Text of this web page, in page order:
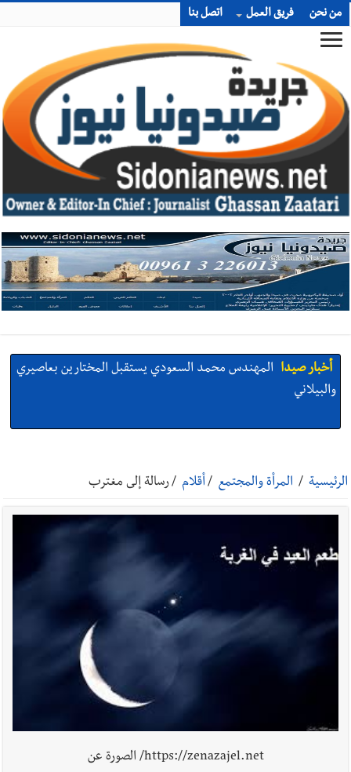
من نحن فريق العمل اتصل بنا
أخبار صيدا المهندس محمد السعودي يستقبل المختارين بعاصيري
والبيلاني
أخبار صيدا We are hiring in Saida - Apply now before 14
august ...مطلوب موظفة للعمل في الأكاديمية الدولية لبناء
القدرات -صيدا
بلدية صيدا ومؤسسة الحريري تعقدان الاجتماع
التشاوري الأول للمرصد الحضري
أخبار لبنان
خرق إسرائيلي في زوطر الغربية وساتر ترابي قبالة آخر
تقسيط المفعول الرجعي
الرئيسية / المرأة والمجتمع / أقلام /رسالة إلى مغترب
https://zenazajel.net/ الصورة عن